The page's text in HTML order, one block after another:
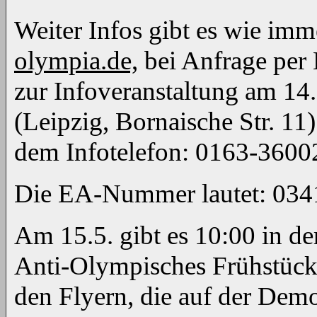
Weiter Infos gibt es wie
olympia.de, bei Anfrage per
zur Infoveranstaltung am
(Leipzig, Bornaische Str.
dem Infotelefon: 0163-
Die EA-Nummer lautet:
Am 15.5. gibt es 10:00 in
Anti-Olympisches
den Flyern, die auf der